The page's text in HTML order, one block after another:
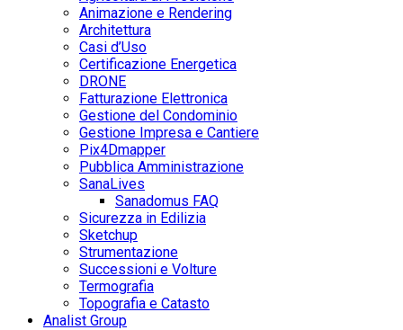
Animazione e Rendering
Architettura
Casi d’Uso
Certificazione Energetica
DRONE
Fatturazione Elettronica
Gestione del Condominio
Gestione Impresa e Cantiere
Pix4Dmapper
Pubblica Amministrazione
SanaLives
Sanadomus FAQ
Sicurezza in Edilizia
Sketchup
Strumentazione
Successioni e Volture
Termografia
Topografia e Catasto
Analist Group